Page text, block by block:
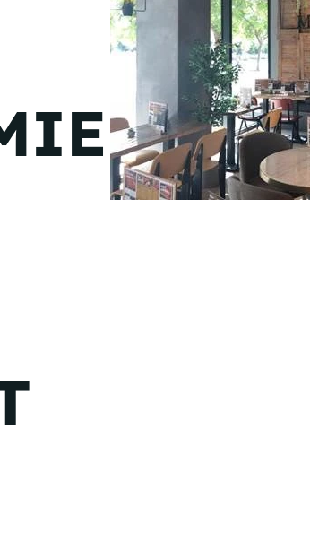
Madrid 2026 2 -
Castilla-La Mancha
2026 - 22 de octubre
Barcelona 2026 2 -